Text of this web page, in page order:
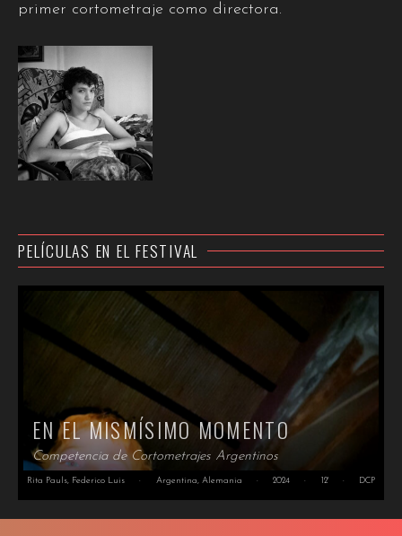
primer cortometraje como directora.
PELÍCULAS EN EL FESTIVAL
EN EL MISMÍSIMO MOMENTO
Competencia de Cortometrajes Argentinos
Rita Pauls, Federico Luis · Argentina, Alemania · 2024 · 12' · DCP